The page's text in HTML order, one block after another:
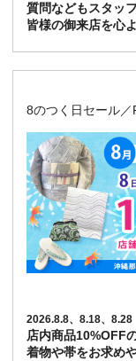
質問などもスタッ
皆様の御来店を心
8のつく日セール
2026.8.8、8.18、8.28
店内商品10%OFF
着物や帯をお求め